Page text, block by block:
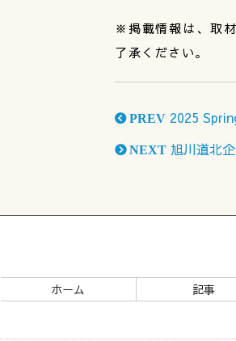
※掲載情報は、取
了承ください。
PREV 2025
NEXT 旭川道北
ホーム 記事